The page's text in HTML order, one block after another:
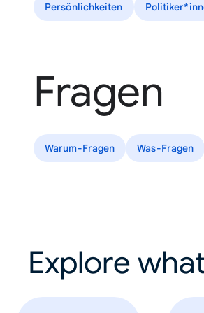
Persönlichkeiten
Fragen
Warum-Fragen Was-Fragen
Explore